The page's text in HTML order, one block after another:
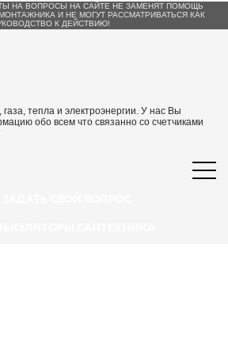
НА ВОПРОСЫ НА САЙТЕ НЕ ЗАМЕНЯТ ПОМОЩЬ
И НЕ МОГУТ РАССМАТРИВАТЬСЯ КАК
К ДЕЙСТВИЮ!
тепла и электроэнергии. У нас Вы
обо всем что связанно со счетчиками